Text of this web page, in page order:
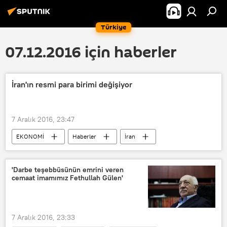
Türkiye
07.12.2016 için haberler
İran'ın resmi para birimi değişiyor
7 Aralık 2016, 23:47
EKONOMİ Haberler İran
'Darbe teşebbüsünün emrini veren
cemaat imamımız Fethullah Gülen'
7 Aralık 2016, 23:33